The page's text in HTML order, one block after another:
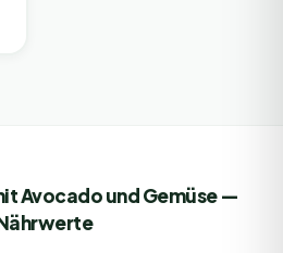
Avocado und Gemüse—